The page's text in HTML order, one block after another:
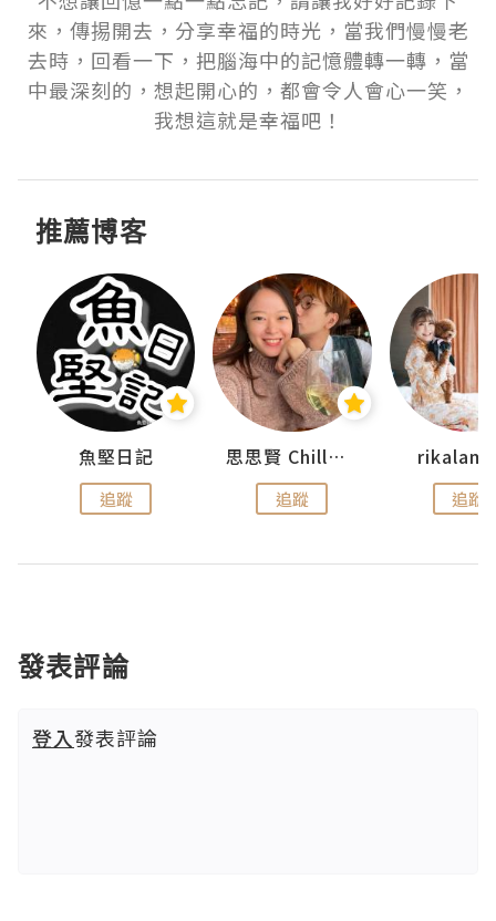
來，傳掦開去，分享幸福的時光，當我們慢慢老
去時，回看一下，把腦海中的記憶體轉一轉，當
中最深刻的，想起開心的，都會令人會心一笑，
我想這就是幸福吧！
推薦博客
魚堅日記
追蹤
思思賢 ChillMyBabe
追蹤 追蹤
發表評論
登入發表評論